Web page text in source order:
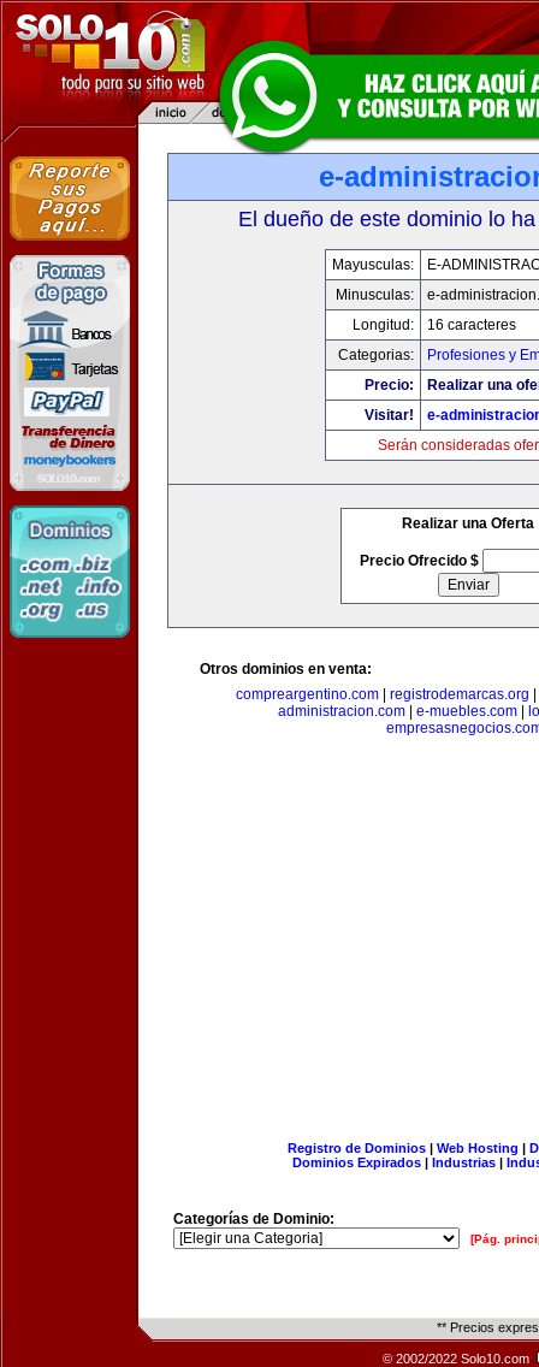
e-
El dueño de este dominio lo
Mayusculas:
E-
Minusculas:
e-
Longitud:
16 caracteres
Categorias:
Profesiones y
Precio:
Realizar una
Visitar!
e-
Serán consideradas
Realizar una Oferta
Precio Ofrecido $
Otros dominios en venta:
compreargentino.com
registrodemarcas.org
administracion.com
e-muebles.com
Registro de Dominios| Web Hosting |
Dominios Expirados | Industrias |
Categorías de Dominio:
[Pág.
** Precios
© 2002/2022 Solo10.com